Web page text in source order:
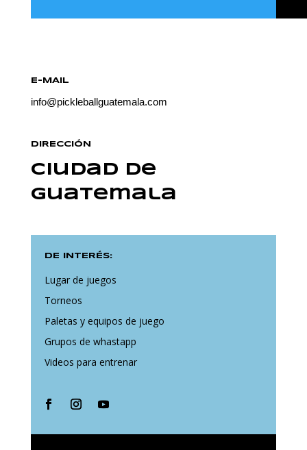
E-MAIL
info@pickleballguatemala.com
DIRECCIÓN
Ciudad de
Guatemala
DE INTERÉS:
Lugar de juegos
Torneos
Paletas y equipos de juego
Grupos de whastapp
Videos para entrenar